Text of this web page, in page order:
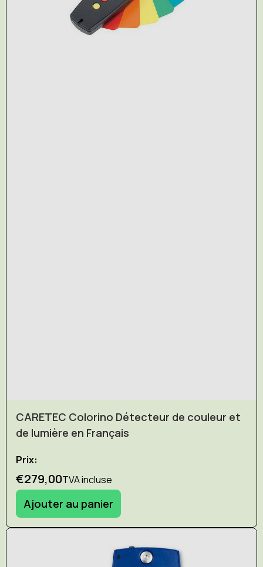
CARETEC Colorino Détecteur de couleur et
de lumière en Français
Prix:
€279,00TVA incluse
Ajouter au panier